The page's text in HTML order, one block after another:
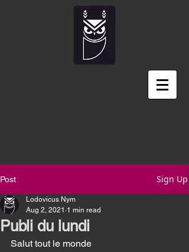
Post Sign Up
Publi du lundi
Lodovicus Nym
Aug 2, 2021 1 min read
Salut tout le monde